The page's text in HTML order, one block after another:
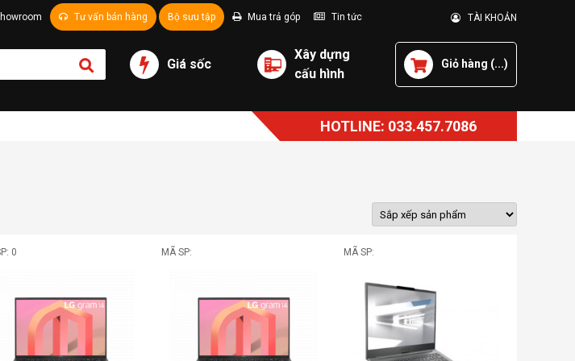
Tư vấn bán hàng Bộ sưu tập Mua trả góp Tin tức TÀI KHOẢN
Giá sốc
Xây dựng
cấu hình
Giỏ hàng (...)
HOTLINE: 033.457.7086
0 MÃ SP: MÃ SP: